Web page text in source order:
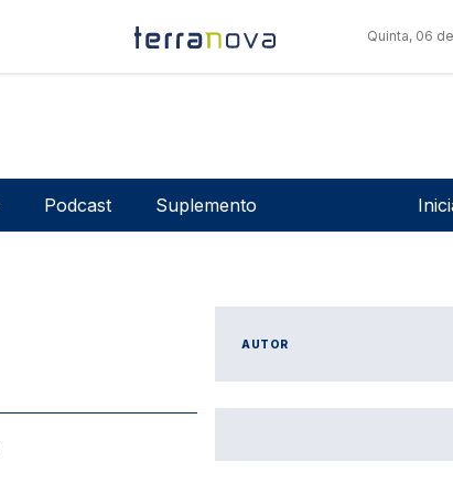
Quinta, 06
Podcast Suplemento
AUTOR